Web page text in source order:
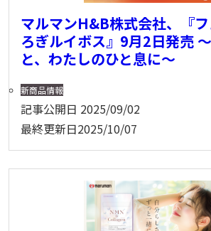
マルマンH&B株式会社、『
ろぎルイボス』9月2日発売
と、わたしのひと息に～
新商品情報
記事公開日 2025/09/02
最終更新日2025/10/07